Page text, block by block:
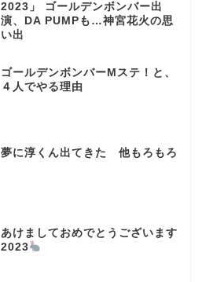
2023」 ゴールデンボンバー出
演、DA PUMPも…神宮花火の思
い出
ゴールデンボンバーMステ！と、
４人でやる理由
夢に淳くん出てきた 他もろもろ
あけましておめでとうございます
2023